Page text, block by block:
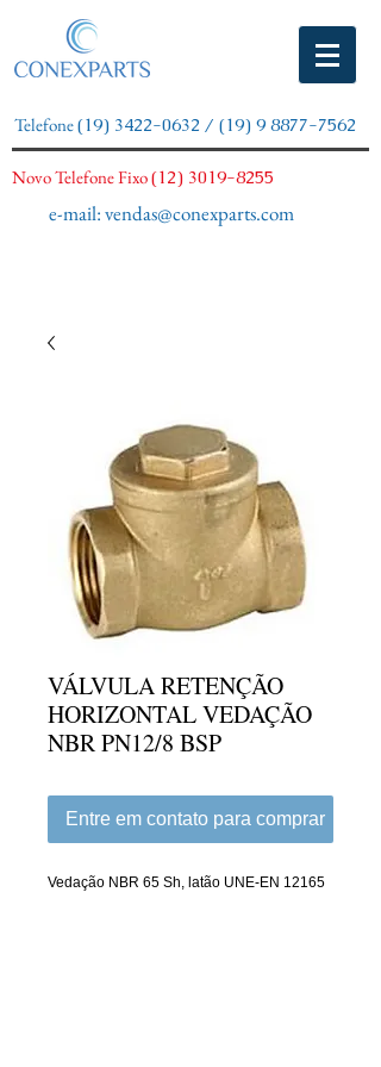
Telefone(19) 3422-0632 / (19) 9 8877-7562
e-mail:vendas@conexparts.com
Novo Telefone Fixo(12) 3019-8255
VÁLVULA RETENÇÃO
HORIZONTAL VEDAÇÃO
NBR PN12/8 BSP
Entre em contato para comprar
Vedação NBR 65 Sh, latão UNE-EN 12165